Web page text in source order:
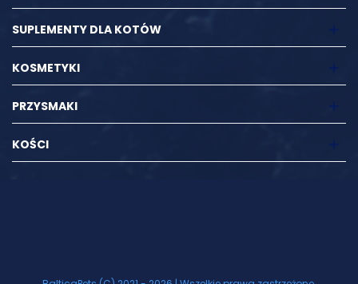
SUPLEMENTY DLA KOTÓW
KOSMETYKI
PRZYSMAKI
KOŚCI